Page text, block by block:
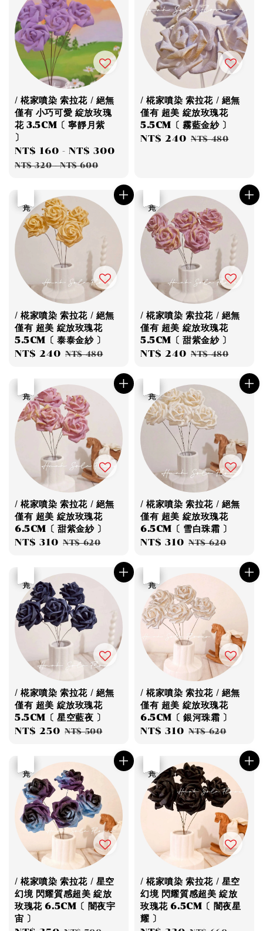
/ 椛家噴染 索拉花 / 絕無
僅有 小巧可愛 綻放玫瑰
花 3.5CM〔 寧靜月紫
〕
Sale
price
NT$ 160 -NT$ 300
NT$ 320-NT$ 600
/ 椛家噴染 索拉花 / 絕無
僅有 超美 綻放玫瑰花
5.5CM〔 霧藍金紗 〕
Sale
NT$ 240 Regular
NT$ 480
/ 椛家噴染 索拉花 / 絕無
僅有 超美 綻放玫瑰花
5.5CM〔 泰泰金紗 〕
Sale
NT$ 240 Regular
NT$ 480
/ 椛家噴染 索拉花 / 絕無
僅有 超美 綻放玫瑰花
5.5CM〔 甜紫金紗 〕
Sale
NT$ 240 Regular
NT$ 480
/ 椛家噴染 索拉花 / 絕無
僅有 超美 綻放玫瑰花
6.5CM〔 甜紫金紗 〕
Sale
NT$ 310 Regular
NT$ 620
/ 椛家噴染 索拉花 / 絕無
僅有 超美 綻放玫瑰花
6.5CM〔 雪白珠霜 〕
Sale
NT$ 310 Regular
NT$ 620
/ 椛家噴染 索拉花 / 絕無
僅有 超美 綻放玫瑰花
5.5CM〔 星空藍夜 〕
Sale
NT$ 250 Regular
NT$ 500
/ 椛家噴染 索拉花 / 絕無
僅有 超美 綻放玫瑰花
6.5CM〔 銀河珠霜 〕
Sale
NT$ 310 Regular
NT$ 620
/ 椛家噴染 索拉花 / 星空
幻境 閃耀質感超美 綻放
玫瑰花 6.5CM〔 闇夜宇
宙 〕
/ 椛家噴染 索拉花 / 星空
幻境 閃耀質感超美 綻放
玫瑰花 6.5CM〔 闇夜星
耀 〕